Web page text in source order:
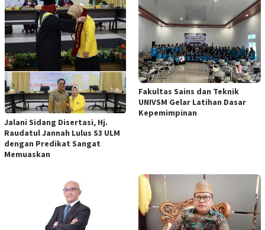
Jalani Sidang Disertasi, Hj.
Raudatul Jannah Lulus S3 ULM
dengan Predikat Sangat
Memuaskan
Fakultas Sains dan Teknik
UNIVSM Gelar Latihan Dasar
Kepemimpinan